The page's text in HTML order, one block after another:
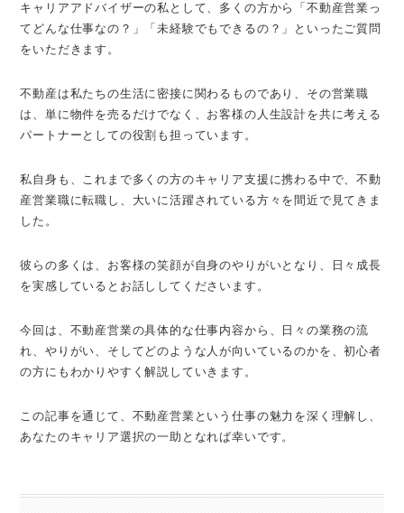
キャリアアドバイザーの私として、多くの方から「不動産営業っ
てどんな仕事なの？」「未経験でもできるの？」といったご質問
をいただきます。
不動産は私たちの生活に密接に関わるものであり、その営業職
は、単に物件を売るだけでなく、お客様の人生設計を共に考える
パートナーとしての役割も担っています。
私自身も、これまで多くの方のキャリア支援に携わる中で、不動
産営業職に転職し、大いに活躍されている方々を間近で見てきま
した。
彼らの多くは、お客様の笑顔が自身のやりがいとなり、日々成長
を実感しているとお話ししてくださいます。
今回は、不動産営業の具体的な仕事内容から、日々の業務の流
れ、やりがい、そしてどのような人が向いているのかを、初心者
の方にもわかりやすく解説していきます。
この記事を通じて、不動産営業という仕事の魅力を深く理解し、
あなたのキャリア選択の一助となれば幸いです。